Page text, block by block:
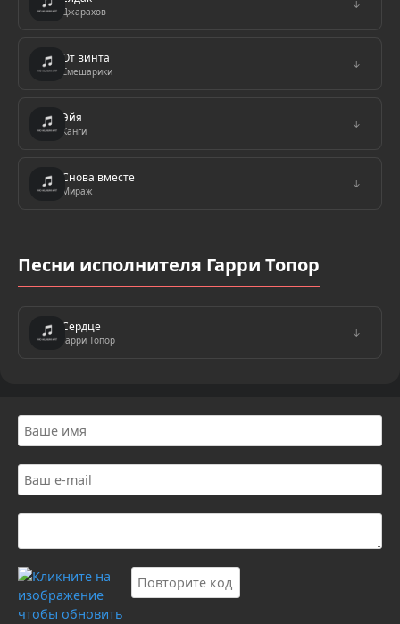
Джарахов
↓
От винта
Смешарики
↓
Эйя
Канги
↓
Снова вместе
Мираж
↓
Песни исполнителя Гарри Топор
Сердце
Гарри Топор
↓